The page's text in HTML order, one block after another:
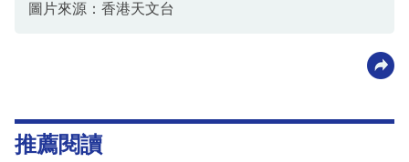
圖片來源：香港天文台
推薦閱讀